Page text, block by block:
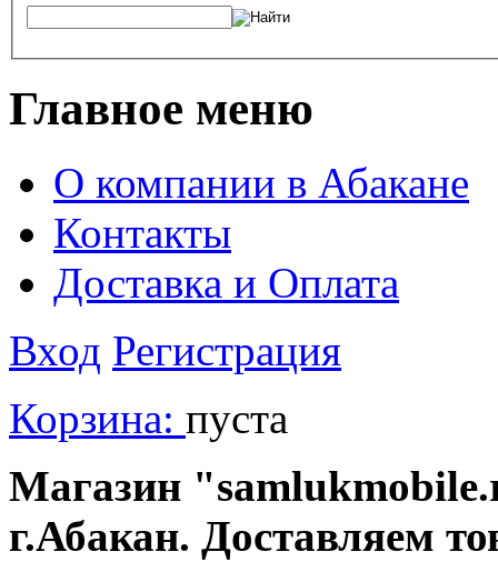
Главное меню
О компании в Абакане
Контакты
Доставка и Оплата
Вход Регистрация
Корзина: пуста
Магазин
г.Абакан. Доставляем